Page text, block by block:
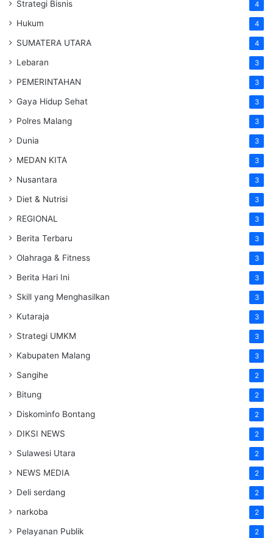
Strategi Bisnis 4
Hukum 4
SUMATERA UTARA 4
Lebaran 3
PEMERINTAHAN 3
Gaya Hidup Sehat 3
Polres Malang 3
Dunia 3
MEDAN KITA 3
Nusantara 3
Diet & Nutrisi 3
REGIONAL 3
Berita Terbaru 3
Olahraga & Fitness 3
Berita Hari Ini 3
Skill yang Menghasilkan 3
Kutaraja 3
Strategi UMKM 3
Kabupaten Malang 3
Sangihe 2
Bitung 2
Diskominfo Bontang 2
DIKSI NEWS 2
Sulawesi Utara 2
NEWS MEDIA 2
Deli serdang 2
narkoba 2
Pelayanan Publik 2